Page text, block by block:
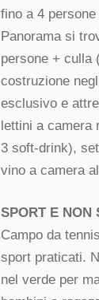
fino a 4
Panorama si
persone + culla
costruzione
esclusivo e
lettini a camera
3 soft-drink),
vino a camera
SPORT E NON
Campo da
sport praticati.
nel verde per